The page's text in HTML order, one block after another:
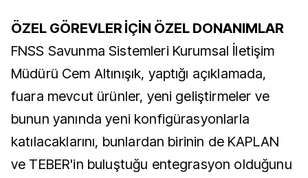
ÖZEL GÖREVLER İÇİN ÖZEL DONANIMLAR
FNSS Savunma Sistemleri Kurumsal İletişim
Müdürü Cem Altınışık, yaptığı açıklamada,
fuara mevcut ürünler, yeni geliştirmeler ve
bunun yanında yeni konfigürasyonlarla
katılacaklarını, bunlardan birinin de KAPLAN
ve TEBER'in buluştuğu entegrasyon olduğunu